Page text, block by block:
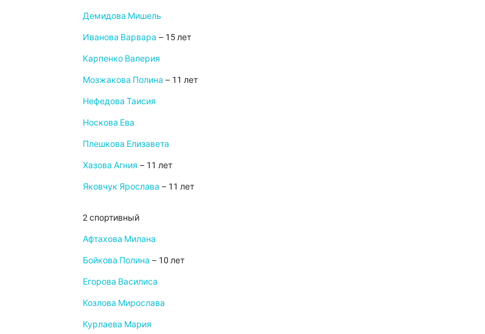
Демидова Мишель
Иванова Варвара – 15 лет
Карпенко Валерия
Мозжакова Полина – 11 лет
Нефедова Таисия
Носкова Ева
Плешкова Елизавета
Хазова Агния – 11 лет
Яковчук Ярослава – 11 лет
2 спортивный
Афтахова Милана
Бойкова Полина – 10 лет
Егорова Василиса
Козлова Мирослава
Курлаева Мария